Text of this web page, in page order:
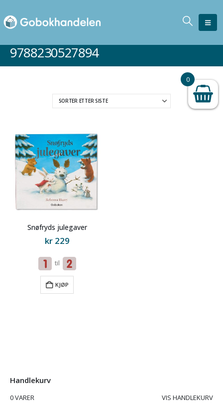
9788230527894
Snøfryds julegaver
kr229
til
KJØP
Handlekurv
0 VARER
VIS HANDLEKURV
0